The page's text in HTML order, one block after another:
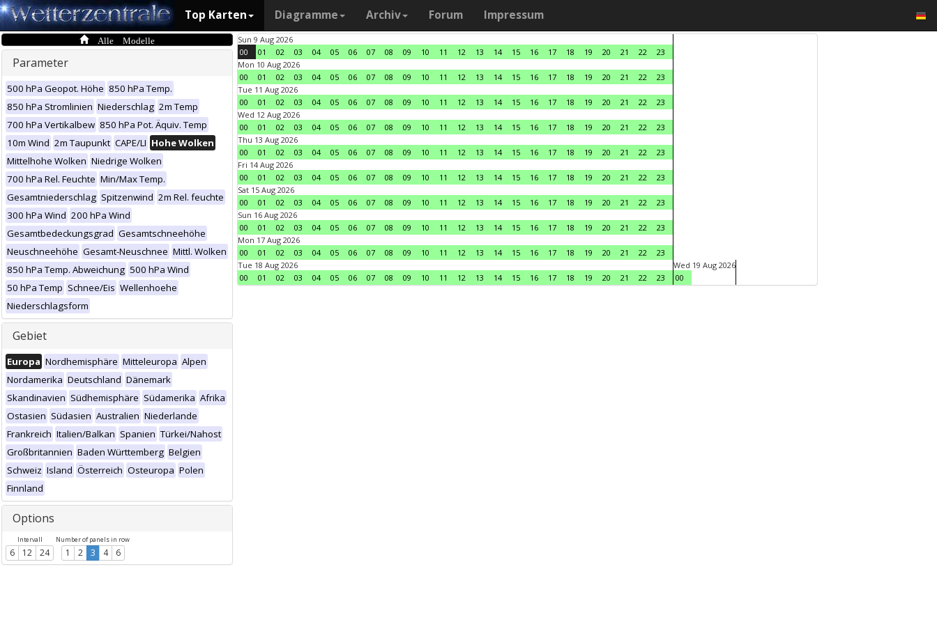
Top Karten Diagramme Archiv Forum Impressum
Alle Modelle
Parameter
500 hPa Geopot. Höhe 850 hPa Temp.
850 hPa Stromlinien Niederschlag 2m Temp
700 hPa Vertikalbew 850 hPa Pot. Äquiv. Temp
10m Wind 2m Taupunkt CAPE/LI Hohe Wolken
Mittelhohe Wolken Niedrige Wolken
700 hPa Rel. Feuchte Min/Max Temp.
Gesamtniederschlag Spitzenwind 2m Rel. feuchte
300 hPa Wind 200 hPa Wind
Gesamtbedeckungsgrad Gesamtschneehöhe
Neuschneehöhe Gesamt-Neuschnee Mittl. Wolken
850 hPa Temp. Abweichung 500 hPa Wind
50 hPa Temp Schnee/Eis Wellenhoehe
Niederschlagsform
Gebiet
Europa Nordhemisphäre Mitteleuropa Alpen
Nordamerika Deutschland Dänemark
Skandinavien Südhemisphäre Südamerika Afrika
Ostasien Südasien Australien Niederlande
Frankreich Italien/Balkan Spanien Türkei/Nahost
Großbritannien Baden Württemberg Belgien
Schweiz Island Österreich Osteuropa Polen
Finnland
Options
Intervall
6 12 24
Number of panels in row
1 2 3 4 6
Sun 9 Aug 2026
00
01 02 03 04 05 06 07 08 09 10 11 12 13 14 15 16 17 18 19 20 21 22
23
Mon 10 Aug 2026
00
01 02 03 04 05 06 07 08 09 10 11 12 13 14 15 16 17 18 19 20 21 22
23
Tue 11 Aug 2026
00
01 02 03 04 05 06 07 08 09 10 11 12 13 14 15 16 17 18 19 20 21 22
23
Wed 12 Aug 2026
00
01 02 03 04 05 06 07 08 09 10 11 12 13 14 15 16 17 18 19 20 21 22
23
Thu 13 Aug 2026
00
01 02 03 04 05 06 07 08 09 10 11 12 13 14 15 16 17 18 19 20 21 22
23
Fri 14 Aug 2026
00
01 02 03 04 05 06 07 08 09 10 11 12 13 14 15 16 17 18 19 20 21 22
23
Sat 15 Aug 2026
00
01 02 03 04 05 06 07 08 09 10 11 12 13 14 15 16 17 18 19 20 21 22
23
Sun 16 Aug 2026
00
01 02 03 04 05 06 07 08 09 10 11 12 13 14 15 16 17 18 19 20 21 22
23
Mon 17 Aug 2026
00
01 02 03 04 05 06 07 08 09 10 11 12 13 14 15 16 17 18 19 20 21 22
23
Tue 18 Aug 2026
00
01 02 03 04 05 06 07 08 09 10 11 12 13 14 15 16 17 18 19 20 21 22 23
Wed 19 Aug 2026
00